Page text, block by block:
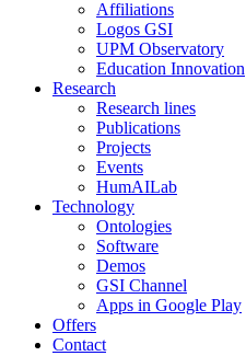
Affiliations
Logos GSI
UPM Observatory
Education Innovation
Research
Research lines
Publications
Projects
Events
HumAILab
Technology
Ontologies
Software
Demos
GSI Channel
Apps in Google Play
Offers
Contact